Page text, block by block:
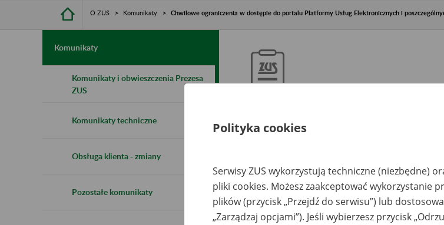
O ZUS Komunikaty Chwilowe ograniczenia w dostępie do portalu Platformy Usług Elektronicznych i
Komunikaty
Komunikaty i obwieszczenia Prezesa
ZUS
Komunikaty techniczne
Obsługa klienta - zmiany
Pozostałe komunikaty
Chwilowe
Platformy Usług
26
kwietnia
2019
Polityka cookies
Serwisy ZUS wykorzystują techniczne (niezbędne)
pliki cookies. Możesz zaakceptować wykorzystanie
plików (przycisk „Przejdź do serwisu”) lub
„Zarządzaj opcjami”). Jeśli wybierzesz przycisk